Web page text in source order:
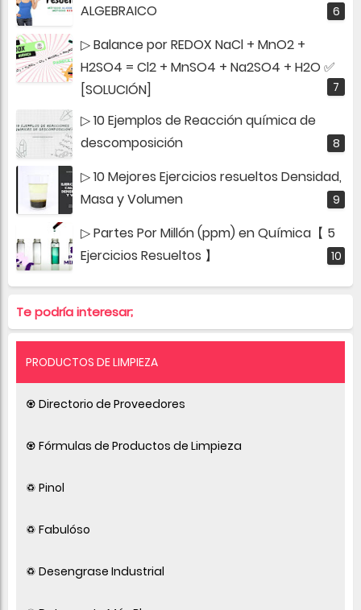
ALGEBRAICO
▷ Balance por REDOX NaCl + MnO2 +
H2SO4 = Cl2 + MnSO4 + Na2SO4 + H2O ✅
[SOLUCIÓN]
▷ 10 Ejemplos de Reacción química de
descomposición
▷ 10 Mejores Ejercicios resueltos Densidad,
Masa y Volumen
▷ Partes Por Millón (ppm) en Química【 5
Ejercicios Resueltos 】
Te podría interesar;
PRODUCTOS DE LIMPIEZA
♼ Directorio de Proveedores
♼ Fórmulas de Productos de Limpieza
♽ Pinol
♽ Fabulóso
♽ Desengrase Industrial